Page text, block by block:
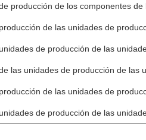
producción de los componentes
producción de las unidades de
unidades de producción de las
las unidades de producción de las
producción de las unidades de
unidades de producción de las